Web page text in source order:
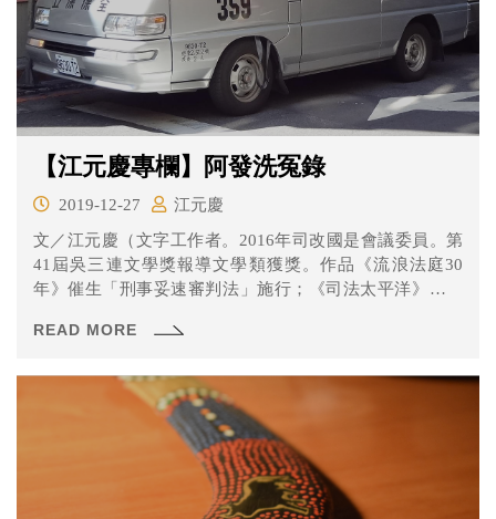
【江元慶專欄】阿發洗冤錄
2019-12-27
江元慶
文／江元慶（文字工作者。2016年司改國是會議委員。第
41屆吳三連文學獎報導文學類獲獎。作品《流浪法庭30
年》催生「刑事妥速審判法」施行；《司法太平洋》催生
READ MORE